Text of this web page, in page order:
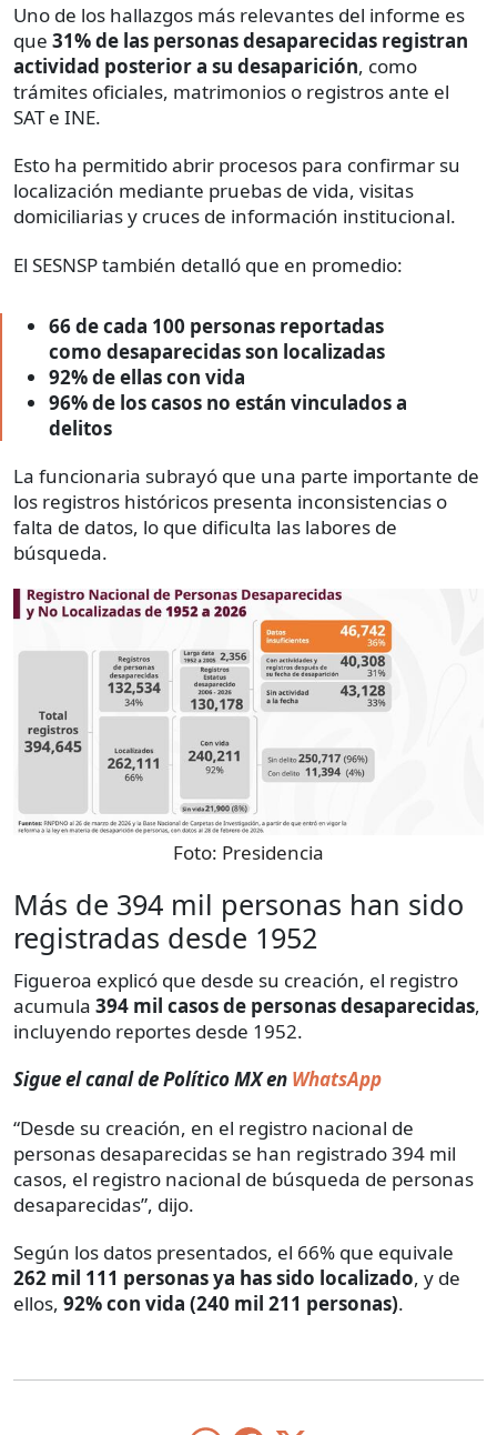
Uno de los hallazgos más relevantes del informe es
que 31% de las personas desaparecidas registran
actividad posterior a su desaparición, como
trámites oficiales, matrimonios o registros ante el
SAT e INE.
Esto ha permitido abrir procesos para confirmar su
localización mediante pruebas de vida, visitas
domiciliarias y cruces de información institucional.
El SESNSP también detalló que en promedio:
66 de cada 100 personas reportadas
como desaparecidas son localizadas
92% de ellas con vida
96% de los casos no están vinculados a
delitos
La funcionaria subrayó que una parte importante de
los registros históricos presenta inconsistencias o
falta de datos, lo que dificulta las labores de
búsqueda.
Foto: Presidencia
Más de 394 mil personas han sido
registradas desde 1952
Figueroa explicó que desde su creación, el registro
acumula 394 mil casos de personas desaparecidas,
incluyendo reportes desde 1952.
Sigue el canal de Político MX en WhatsApp
“Desde su creación, en el registro nacional de
personas desaparecidas se han registrado 394 mil
casos, el registro nacional de búsqueda de personas
desaparecidas”, dijo.
Según los datos presentados, el 66% que equivale
262 mil 111 personas ya has sido localizado, y de
ellos, 92% con vida (240 mil 211 personas).